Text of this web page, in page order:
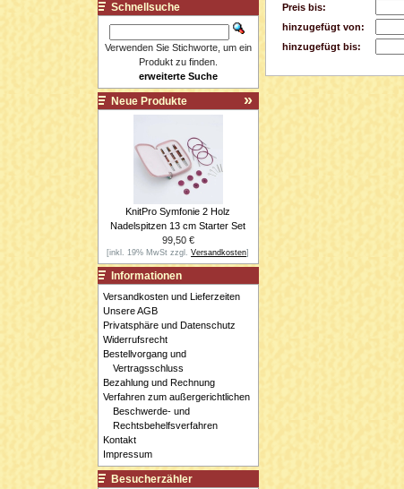
Preis bis:
hinzugefügt von:
hinzugefügt bis:
Schnellsuche
Verwenden Sie Stichworte, um ein
Produkt zu finden.
erweiterte Suche
Neue Produkte
KnitPro Symfonie 2 Holz
Nadelspitzen 13 cm Starter Set
99,50 €
[inkl. 19% MwSt zzgl.Versandkosten]
Informationen
Versandkosten und Lieferzeiten
Unsere AGB
Privatsphäre und Datenschutz
Widerrufsrecht
Bestellvorgang und
Vertragsschluss
Bezahlung und Rechnung
Verfahren zum außergerichtlichen
Beschwerde- und
Rechtsbehelfsverfahren
Kontakt
Impressum
Besucherzähler